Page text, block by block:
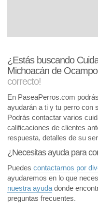
¿Estás buscando
Michoacán de
correcto!
En PaseaPerros.com
ayudarán a ti y tu perro con
Podrás contactar varios
calificaciones de clientes
respuesta, detalles de su
¿Necesitas ayuda para
Puedes contactarnos por
ayudaremos en lo que
nuestra ayuda donde
preguntas frecuentes.